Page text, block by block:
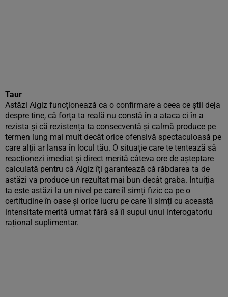
Taur
Astăzi Algiz funcționează ca o confirmare a ceea ce știi deja
despre tine, că forța ta reală nu constă în a ataca ci în a
rezista și că rezistența ta consecventă și calmă produce pe
termen lung mai mult decât orice ofensivă spectaculoasă pe
care alții ar lansa în locul tău. O situație care te tentează să
reacționezi imediat și direct merită câteva ore de așteptare
calculată pentru că Algiz îți garantează că răbdarea ta de
astăzi va produce un rezultat mai bun decât graba. Intuiția
ta este astăzi la un nivel pe care îl simți fizic ca pe o
certitudine în oase și orice lucru pe care îl simți cu această
intensitate merită urmat fără să îl supui unui interogatoriu
rațional suplimentar.